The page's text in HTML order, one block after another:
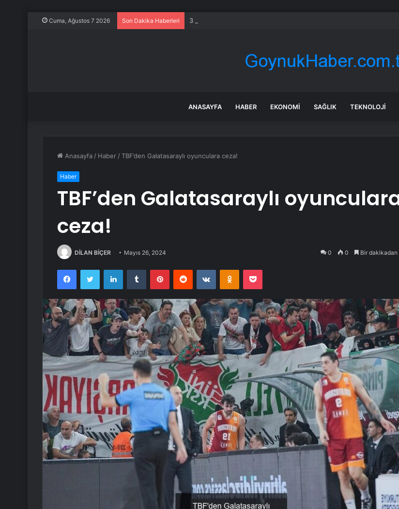
Cuma, Ağustos 7 2026 Son Dakika Haberleri 3 yaşındaki çocuk tesadüfen hazine buldu
ANASAYFA HABER EKONOMI SAĞLIK TEKNOLOJI
Anasayfa / Haber /TBF’den Galatasaraylı oyunculara ceza!
Haber
TBF’den Galatasaraylı
ceza!
DİLAN BİÇER Mayıs 26, 2024 0 0 Bir dakikadan
FacebookTwitter LinkedInTumblr PinterestReddit VKontakteOdnoklassniki
Pocket